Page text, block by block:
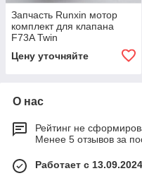
Запчасть Runxin мотор
комплект для клапана
F73A Twin
(6158011+8241012+8993003)
Цену уточняйте
О нас
Рейтинг не
Менее 5 отзывов за
Работает с 13.09.2024